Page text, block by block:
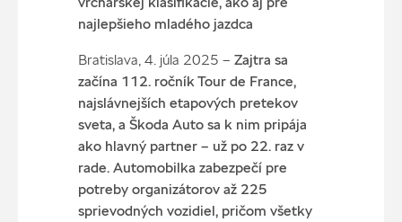
najlepšieho mladého jazdca
Bratislava, 4. júla 2025 – Zajtra sa
začína 112. ročník Tour de France,
najslávnejších etapových pretekov
sveta, a Škoda Auto sa k nim pripája
ako hlavný partner – už po 22. raz v
rade. Automobilka zabezpečí pre
potreby organizátorov až 225
sprievodných vozidiel, pričom všetky